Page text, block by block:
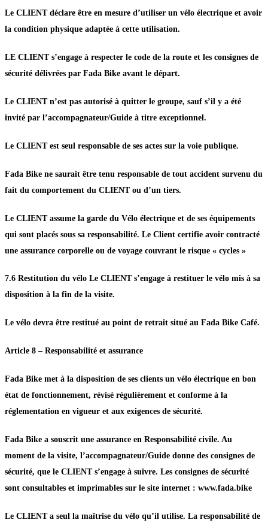
Le CLIENT déclare être en mesure d’utiliser un vélo électrique et avoir
la condition physique adaptée à cette utilisation.
LE CLIENT s’engage à respecter le code de la route et les consignes de
sécurité délivrées par Fada Bike avant le départ.
Le CLIENT n’est pas autorisé à quitter le groupe, sauf s’il y a été
invité par l’accompagnateur/Guide à titre exceptionnel.
Le CLIENT est seul responsable de ses actes sur la voie publique.
Fada Bike ne saurait être tenu responsable de tout accident survenu du
fait du comportement du CLIENT ou d’un tiers.
Le CLIENT assume la garde du Vélo électrique et de ses équipements
qui sont placés sous sa responsabilité. Le Client certifie avoir contracté
une assurance corporelle ou de voyage couvrant le risque « cycles »
7.6 Restitution du vélo Le CLIENT s’engage à restituer le vélo mis à sa
disposition à la fin de la visite.
Le vélo devra être restitué au point de retrait situé au Fada Bike Café.
Article 8 – Responsabilité et assurance
Fada Bike met à la disposition de ses clients un vélo électrique en bon
état de fonctionnement, révisé régulièrement et conforme à la
réglementation en vigueur et aux exigences de sécurité.
Fada Bike a souscrit une assurance en Responsabilité civile. Au
moment de la visite, l’accompagnateur/Guide donne des consignes de
sécurité, que le CLIENT s’engage à suivre. Les consignes de sécurité
sont consultables et imprimables sur le site internet : www.fada.bike
Le CLIENT a seul la maîtrise du vélo qu’il utilise. La responsabilité de